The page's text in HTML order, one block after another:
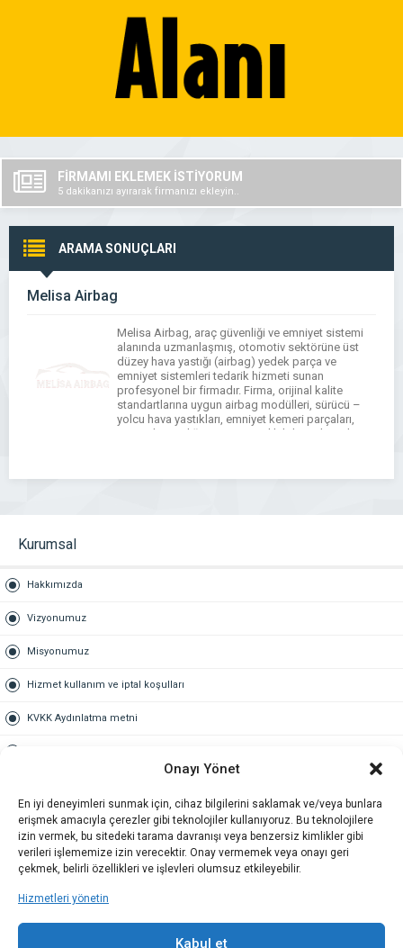
Onayı Yönet
En iyi deneyimleri sunmak için, cihaz bilgilerini saklamak ve/veya bunlara
erişmek amacıyla çerezler gibi teknolojiler kullanıyoruz. Bu teknolojilere
izin vermek, bu sitedeki tarama davranışı veya benzersiz kimlikler gibi
verileri işlememize izin verecektir. Onay vermemek veya onayı geri
çekmek, belirli özellikleri ve işlevleri olumsuz etkileyebilir.
Hizmetleri yönetin
Kabul et
FİRMAMI EKLEMEK İSTİYORUM
5 dakikanızı ayırarak firmanızı ekleyin..
ARAMA SONUÇLARI
Melisa Airbag
Melisa Airbag, araç güvenliği ve emniyet sistemi
alanında uzmanlaşmış, otomotiv sektörüne üst
düzey hava yastığı (airbag) yedek parça ve
emniyet sistemleri tedarik hizmeti sunan
profesyonel bir firmadır. Firma, orijinal kalite
standartlarına uygun airbag modülleri, sürücü –
yolcu hava yastıkları, emniyet kemeri parçaları,
sensörler ve diğer araç güvenlik bileşenlerini hem
Kurumsal
Hakkımızda
Vizyonumuz
Misyonumuz
Hizmet kullanım ve iptal koşulları
KVKK Aydınlatma metni
Gold üyelik nedir
Kariyer
İş Başvuru Formu